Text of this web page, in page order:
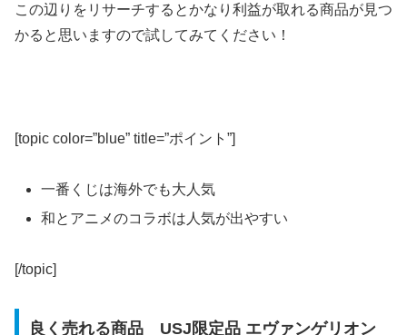
この辺りをリサーチするとかなり利益が取れる商品が見つ
かると思いますので試してみてください！
[topic color=”blue” title=”ポイント”]
一番くじは海外でも大人気
和とアニメのコラボは人気が出やすい
[/topic]
良く売れる商品 USJ限定品 エヴァンゲリオン